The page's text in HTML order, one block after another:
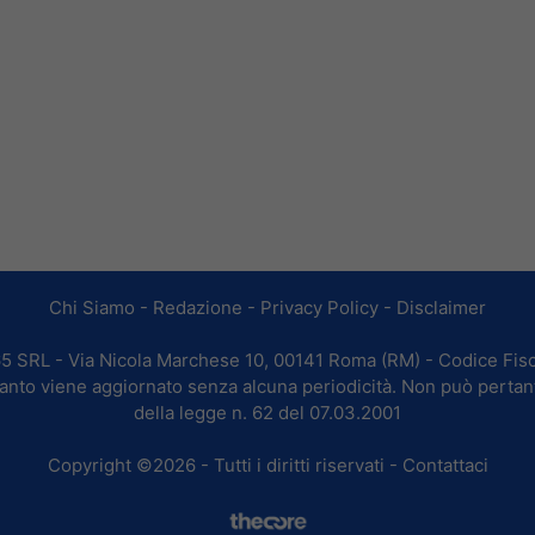
Chi Siamo - Redazione - Privacy Policy - Disclaimer
- Via Nicola Marchese 10, 00141 Roma (RM) - Codice
viene aggiornato senza alcuna periodicità. Non può
della legge n. 62 del 07.03.2001
Copyright ©2026 - Tutti i diritti riservati - Contattaci